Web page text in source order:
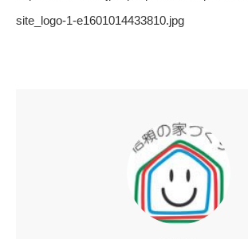
site_logo-1-e1601014433810.jpg